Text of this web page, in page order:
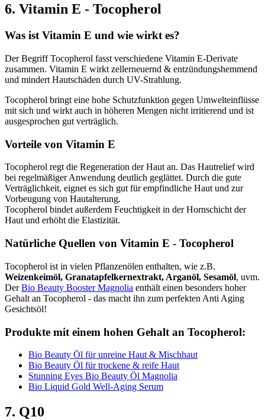
6. Vitamin E - Tocopherol
Was ist Vitamin E und wie wirkt es?
Der Begriff Tocopherol fasst verschiedene Vitamin E-Derivate
zusammen. Vitamin E wirkt zellerneuernd & entzündungshemmend
und mindert Hautschäden durch UV-Strahlung.
Tocopherol bringt eine hohe Schutzfunktion gegen Umwelteinflüsse
mit sich und wirkt auch in höheren Mengen nicht irritierend und ist
ausgesprochen gut verträglich.
Vorteile von Vitamin E
Tocopherol regt die Regeneration der Haut an. Das Hautrelief wird
bei regelmäßiger Anwendung deutlich geglättet. Durch die gute
Verträglichkeit, eignet es sich gut für empfindliche Haut und zur
Vorbeugung von Hautalterung.
Tocopherol bindet außerdem Feuchtigkeit in der Hornschicht der
Haut und erhöht die Elastizität.
Natürliche Quellen von Vitamin E - Tocopherol
Tocopherol ist in vielen Pflanzenölen enthalten, wie z.B.
Weizenkeimöl, Granatapfelkernextrakt, Arganöl, Sesamöl, uvm.
DerBio Beauty Booster Magnolia enthält einen besonders hoher
Gehalt an Tocopherol - das macht ihn zum perfekten Anti Aging
Gesichtsöl!
Produkte mit einem hohen Gehalt an Tocopherol:
Bio Beauty Öl für unreine Haut & Mischhaut
Bio Beauty Öl für trockene & reife Haut
Stunning Eyes Bio Beauty Öl Magnolia
Bio Liquid Gold Well-​Aging Serum
7. Q10